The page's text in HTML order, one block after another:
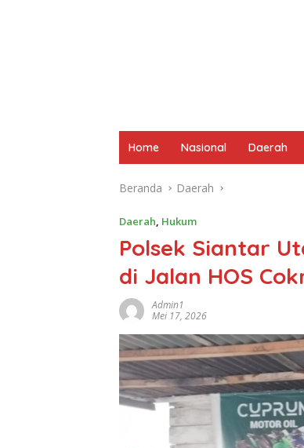
Home Nasional Daerah
Beranda Daerah
Daerah, Hukum
Polsek Siantar
di Jalan HOS
Admin1
Mei 17, 2026